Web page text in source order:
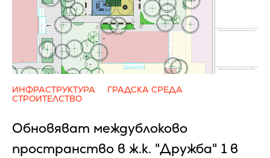
ИНФРАСТРУКТУРА
ГРАДСКА СРЕДА
СТРОИТЕЛСТВО
Обновяват междублоково
пространство в ж.к. "Дружба" 1 в